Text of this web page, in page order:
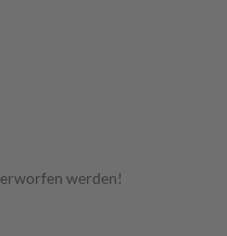
werden!